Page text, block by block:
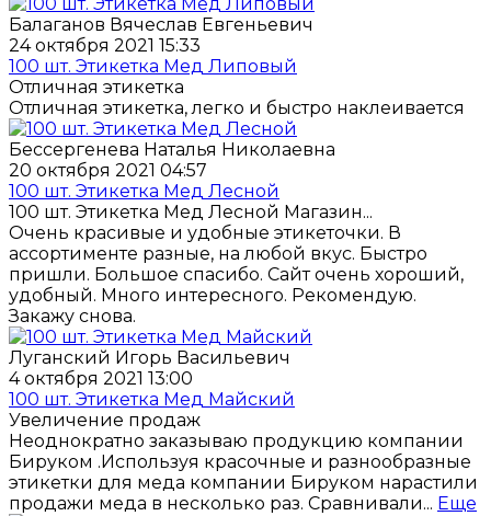
Балаганов Вячеслав Евгеньевич
24 октября 2021 15:33
100 шт. Этикетка Мед Липовый
Отличная этикетка
Отличная этикетка, легко и быстро наклеивается
Бессергенева Наталья Николаевна
20 октября 2021 04:57
100 шт. Этикетка Мед Лесной
100 шт. Этикетка Мед Лесной Магазин...
Очень красивые и удобные этикеточки. В
ассортименте разные, на любой вкус. Быстро
пришли. Большое спасибо. Сайт очень хороший,
удобный. Много интересного. Рекомендую.
Закажу снова.
Луганский Игорь Васильевич
4 октября 2021 13:00
100 шт. Этикетка Мед Майский
Увеличение продаж
Неоднократно заказываю продукцию компании
Бируком .Используя красочные и разнообразные
этикетки для меда компании Бируком нарастили
продажи меда в несколько раз. Сравнивали... Еще